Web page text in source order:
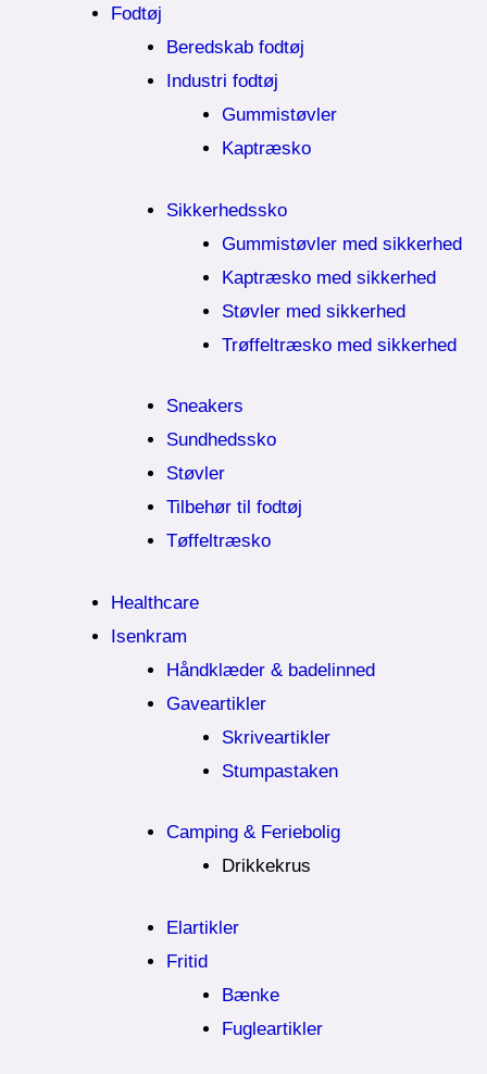
Fodtøj
Beredskab fodtøj
Industri fodtøj
Gummistøvler
Kaptræsko
Sikkerhedssko
Gummistøvler med sikkerhed
Kaptræsko med sikkerhed
Støvler med sikkerhed
Trøffeltræsko med sikkerhed
Sneakers
Sundhedssko
Støvler
Tilbehør til fodtøj
Tøffeltræsko
Healthcare
Isenkram
Håndklæder & badelinned
Gaveartikler
Skriveartikler
Stumpastaken
Camping & Feriebolig
Drikkekrus
Elartikler
Fritid
Bænke
Fugleartikler